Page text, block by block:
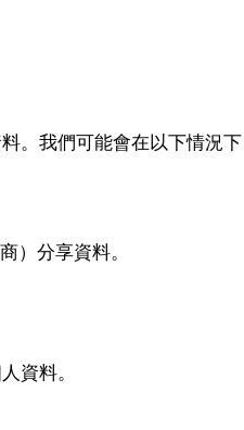
。我們可能會在以下情況
）分享資料。
資料。